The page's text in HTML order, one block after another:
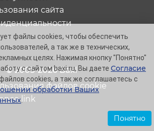
© 2005-2026 Baxi
сайта
файлов cookie
link
файлы cookies, чтобы обеспечить
а так же в технических,
целях. Нажимая кнопку "Понятно"
с сайтом baxi.ru, Вы даете Согласие
cookies, а так же соглашаетесь с
обработки Ваших
.
Понятно